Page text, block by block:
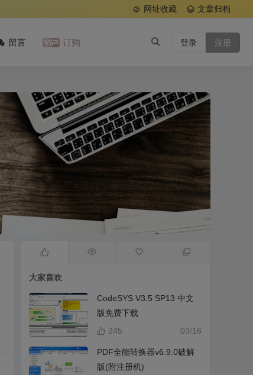
网址收藏 文章归档
留言 订购 登录 注册
大家喜欢
CodeSYS V3.5 SP13 中文
版免费下载
03/16
245
PDF全能转换器v6.9.0破解
版(附注册机)